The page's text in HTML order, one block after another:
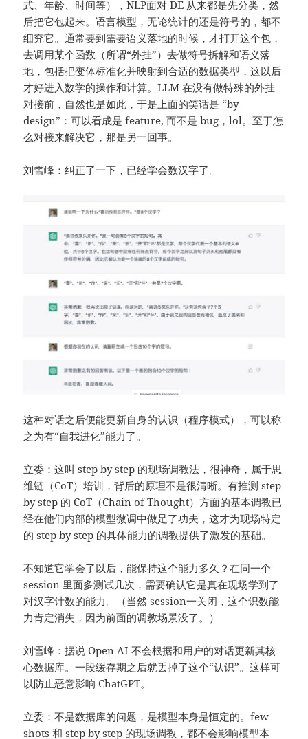
式、年龄、时间等），NLP面对 DE 从来都是先分类，然
后把它包起来。语言模型，无论统计的还是符号的，都不
细究它。通常要到需要语义落地的时候，才打开这个包，
去调用某个函数（所谓“外挂”）去做符号拆解和语义落
地，包括把变体标准化并映射到合适的数据类型，这以后
才好进入数学的操作和计算。LLM 在没有做特殊的外挂
对接前，自然也是如此，于是上面的笑话是 “by
design”：可以看成是 feature, 而不是 bug，lol。至于怎
么对接来解决它，那是另一回事。
刘雪峰：纠正了一下，已经学会数汉字了。
这种对话之后便能更新自身的认识（程序模式），可以称
之为有“自我进化”能力了。
立委：这叫 step by step 的现场调教法，很神奇，属于思
维链（CoT）培训，背后的原理不是很清晰。有推测 step
by step 的 CoT（Chain of Thought）方面的基本调教已
经在他们内部的模型微调中做足了功夫，这才为现场特定
的 step by step 的具体能力的调教提供了激发的基础。
不知道它学会了以后，能保持这个能力多久？在同一个
session 里面多测试几次，需要确认它是真在现场学到了
对汉字计数的能力。（当然 session一关闭，这个识数能
力肯定消失，因为前面的调教场景没了。）
刘雪峰：据说 Open AI 不会根据和用户的对话更新其核
心数据库。一段缓存期之后就丢掉了这个“认识”。这样可
以防止恶意影响 ChatGPT。
立委：不是数据库的问题，是模型本身是恒定的。few
shots 和 step by step 的现场调教，都不会影响模型本